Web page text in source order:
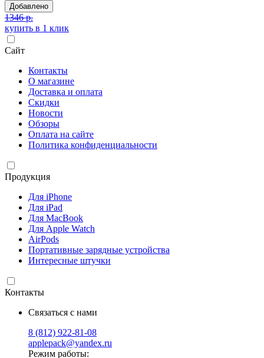
Добавлено
1346 р.
купить в 1 клик
Сайт
Контакты
О магазине
Доставка и оплата
Скидки
Новости
Обзоры
Оплата на сайте
Политика конфиденциальности
Продукция
Для iPhone
Для iPad
Для MacBook
Для Apple Watch
AirPods
Портативные зарядные устройства
Интересные штучки
Контакты
Связаться с нами
8 (812) 922-81-08
applepack@yandex.ru
Режим работы: